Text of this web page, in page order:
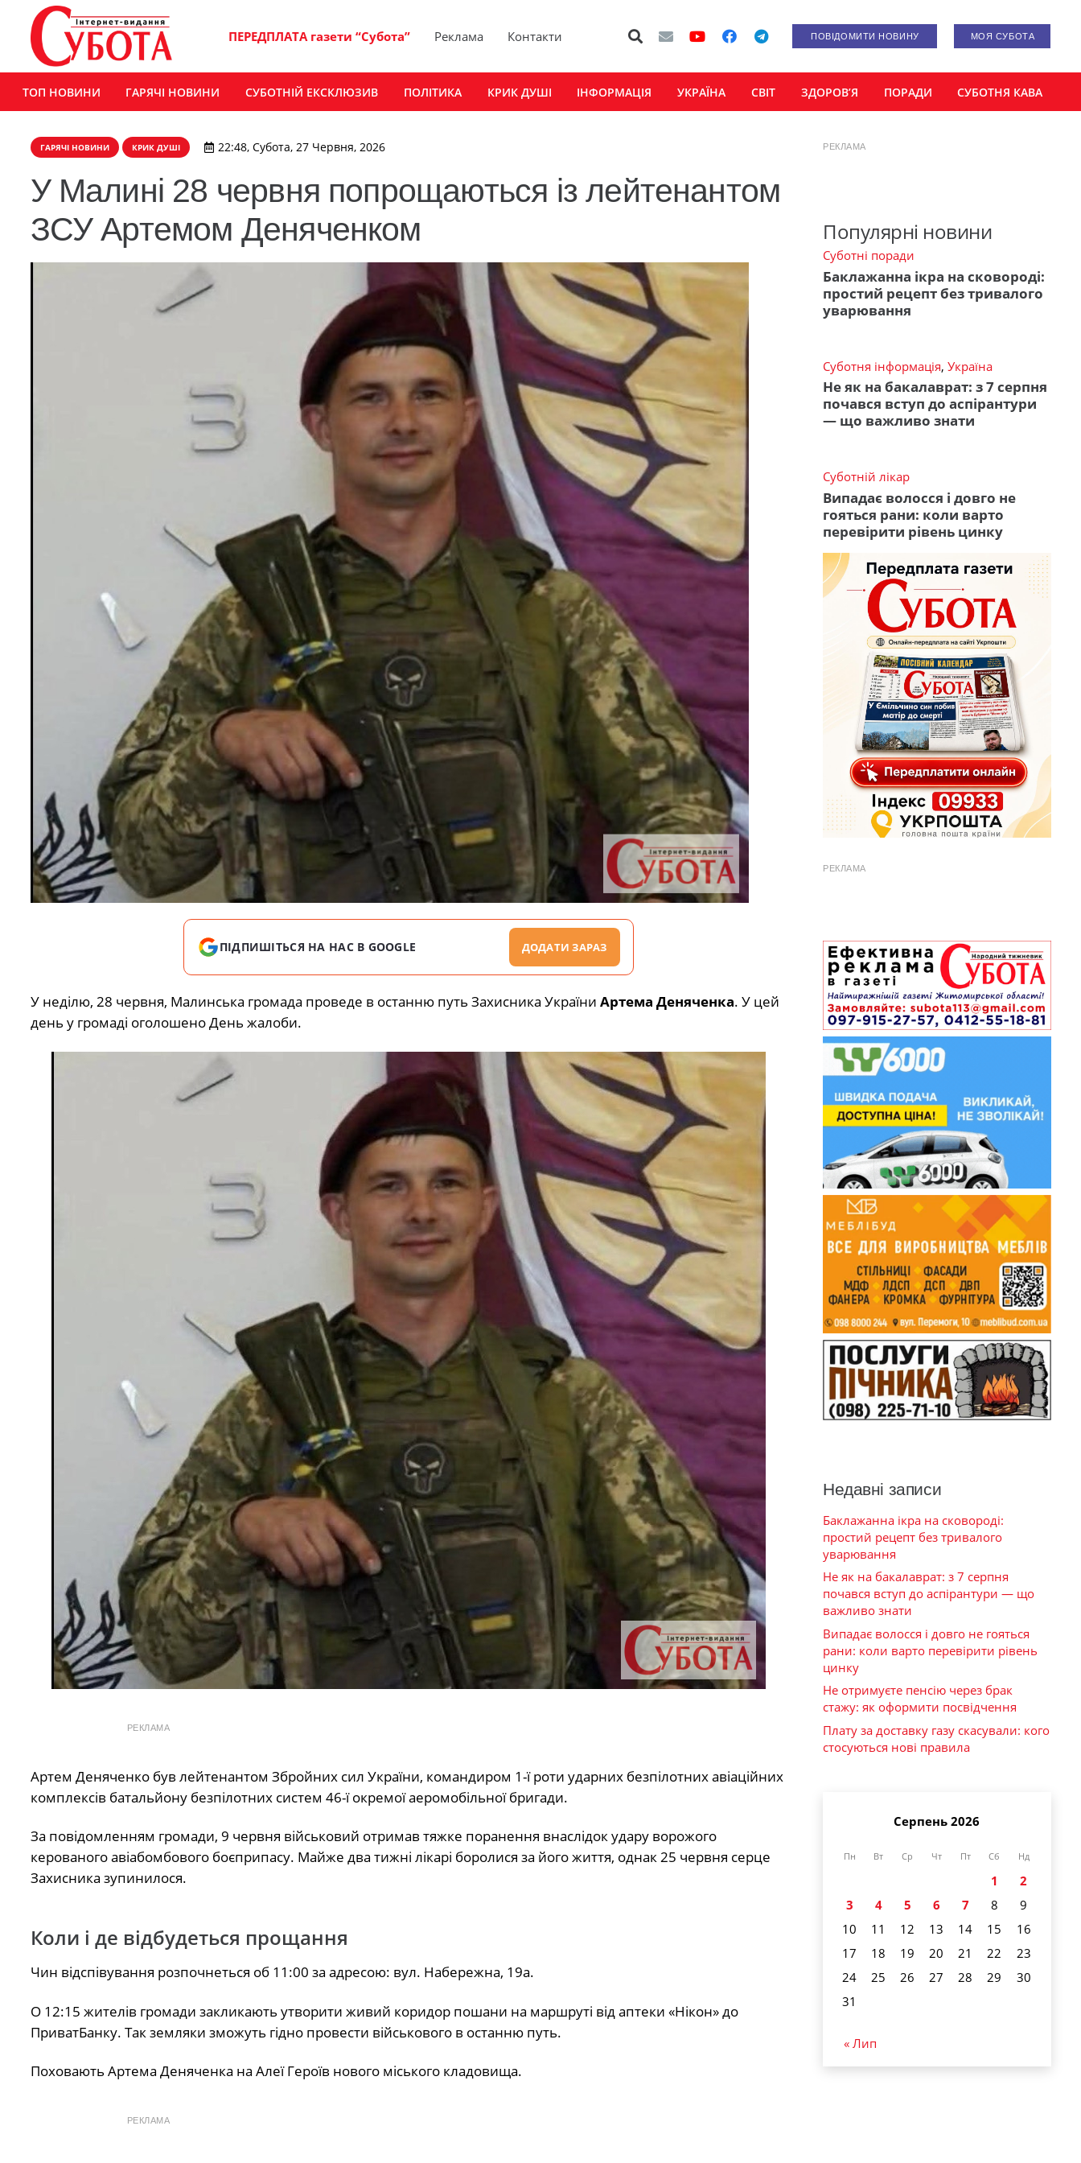
ПЕРЕДПЛАТА газети “Субота” Реклама Контакти ПОВІДОМИТИ НОВИНУ МОЯ СУБОТА
ТОП НОВИНИ ГАРЯЧІ НОВИНИ СУБОТНІЙ ЕКСКЛЮЗИВ ПОЛІТИКА КРИК ДУШІ ІНФОРМАЦІЯ УКРАЇНА СВІТ ЗДОРОВ’Я ПОРАДИ СУБОТНЯ КАВА
ГАРЯЧІ НОВИНИ КРИК ДУШІ 22:48, Субота, 27 Червня, 2026
У Малині 28 червня попрощаються із лейтенантом
ЗСУ Артемом Деняченком
ПІДПИШІТЬСЯ НА НАС В GOOGLE ДОДАТИ ЗАРАЗ
У неділю, 28 червня, Малинська громада проведе в останню путь Захисника України Артема Деняченка. У цей
день у громаді оголошено День жалоби.
РЕКЛАМА
Артем Деняченко був лейтенантом Збройних сил України, командиром 1-ї роти ударних безпілотних авіаційних
комплексів батальйону безпілотних систем 46-ї окремої аеромобільної бригади.
За повідомленням громади, 9 червня військовий отримав тяжке поранення внаслідок удару ворожого
керованого авіабомбового боєприпасу. Майже два тижні лікарі боролися за його життя, однак 25 червня серце
Захисника зупинилося.
Коли і де відбудеться прощання
Чин відспівування розпочнеться об 11:00 за адресою: вул. Набережна, 19а.
О 12:15 жителів громади закликають утворити живий коридор пошани на маршруті від аптеки «Нікон» до
ПриватБанку. Так земляки зможуть гідно провести військового в останню путь.
Поховають Артема Деняченка на Алеї Героїв нового міського кладовища.
РЕКЛАМА
РЕКЛАМА
Популярні новини
Суботні поради
Баклажанна ікра на сковороді:
простий рецепт без тривалого
уварювання
Суботня інформація, Україна
Не як на бакалаврат: з 7 серпня
почався вступ до аспірантури
— що важливо знати
Суботній лікар
Випадає волосся і довго не
гояться рани: коли варто
перевірити рівень цинку
РЕКЛАМА
Недавні записи
Баклажанна ікра на сковороді:
простий рецепт без тривалого
уварювання
Не як на бакалаврат: з 7 серпня
почався вступ до аспірантури — що
важливо знати
Випадає волосся і довго не гояться
рани: коли варто перевірити рівень
цинку
Не отримуєте пенсію через брак
стажу: як оформити посвідчення
Плату за доставку газу скасували: кого
стосуються нові правила
Серпень 2026
Пн Вт Ср Чт Пт Сб Нд
1
2
3
4 5 6 7 8
9
10
11 12 13 14 15
16
17
18 19 20 21 22
23
24
25 26 27 28 29
30
31
« Лип